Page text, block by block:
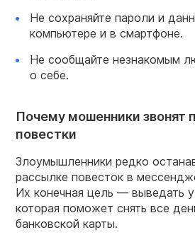
Не сохраняйте пароли и
компьютере и в смартфоне.
Не сообщайте незнакомым
о себе.
Почему мошенники звонят
повестки
Злоумышленники редко
рассылке повесток в
Их конечная цель — выведать
которая поможет снять все
банковской карты.